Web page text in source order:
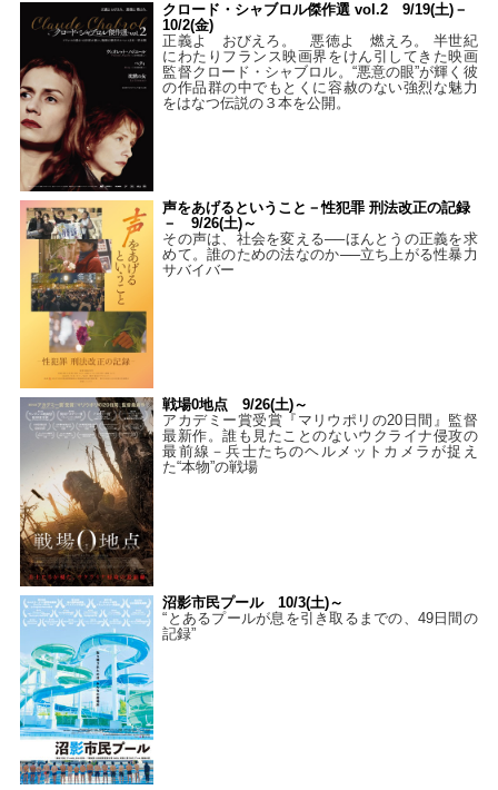
クロード・シャブロル傑作選 vol.2 9/19(土)－
10/2(金)
正義よ おびえろ。 悪徳よ 燃えろ。 半世紀
にわたりフランス映画界をけん引してきた映画
監督クロード・シャブロル。“悪意の眼”が輝く彼
の作品群の中でもとくに容赦のない強烈な魅力
をはなつ伝説の３本を公開。
声をあげるということ－性犯罪 刑法改正の記録
－ 9/26(土)～
その声は、社会を変える──ほんとうの正義を求
めて。誰のための法なのか──立ち上がる性暴力
サバイバー
戦場0地点 9/26(土)～
アカデミー賞受賞『マリウポリの20日間』監督
最新作。誰も見たことのないウクライナ侵攻の
最前線－兵士たちのヘルメットカメラが捉え
た“本物”の戦場
沼影市民プール 10/3(土)～
“とあるプールが息を引き取るまでの、49日間の
記録”